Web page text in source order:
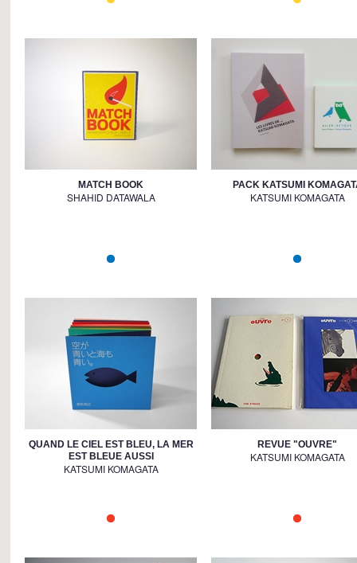
MATCH BOOK
SHAHID DATAWALA
PACK KATSUMI
KATSUMI KOMAGATA
QUAND LE CIEL EST BLEU, LA MER
EST BLEUE AUSSI
KATSUMI KOMAGATA
REVUE "OUVRE"
KATSUMI KOMAGATA